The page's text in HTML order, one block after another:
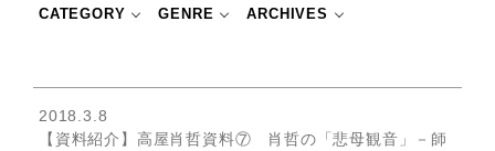
CATEGORY GENRE ARCHIVES
2018.3.8
【資料紹介】高屋肖哲資料⑦ 肖哲の「悲母観音」－師